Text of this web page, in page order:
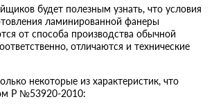
будет полезным узнать, что условия
ламинированной фанеры
от способа производства обычной
отличаются и технические
некоторые из характеристик, что
Р №53920-2010: